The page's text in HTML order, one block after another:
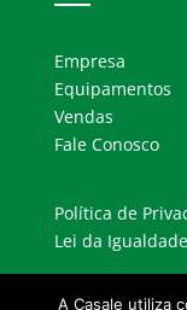
Empresa
Equipamentos
Vendas
Fale Conosco
Política de
Lei da
A Casale utiliza